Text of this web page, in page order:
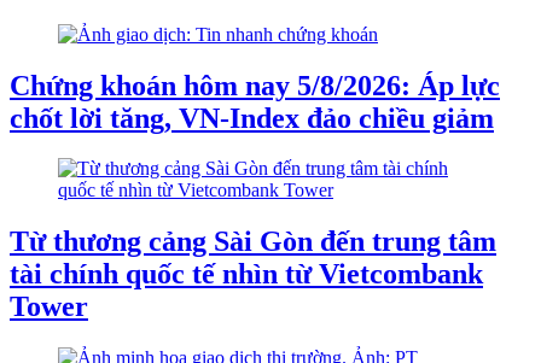
Chứng khoán hôm nay 5/8/2026: Áp lực
chốt lời tăng, VN-Index đảo chiều giảm
Từ thương cảng Sài Gòn đến trung tâm
tài chính quốc tế nhìn từ Vietcombank
Tower